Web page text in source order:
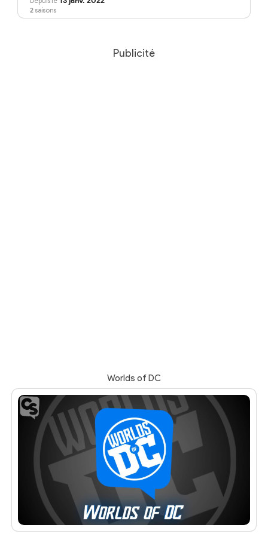
2 saisons
Publicité
Worlds of DC